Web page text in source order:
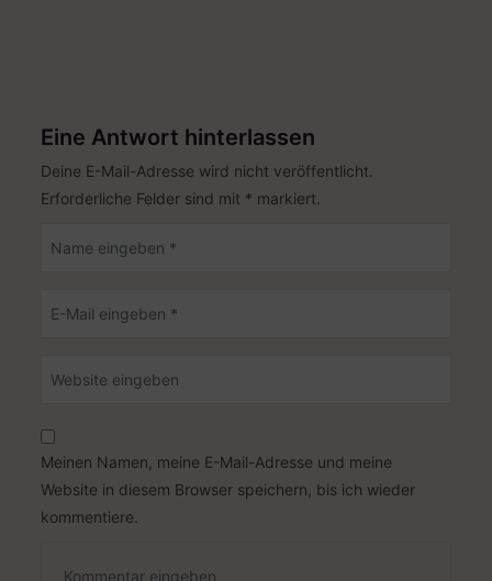
Eine Antwort hinterlassen
Deine E-Mail-Adresse wird nicht veröffentlicht.
Erforderliche Felder sind mit * markiert.
Meinen Namen, meine E-Mail-Adresse und meine
Website in diesem Browser speichern, bis ich wieder
kommentiere.